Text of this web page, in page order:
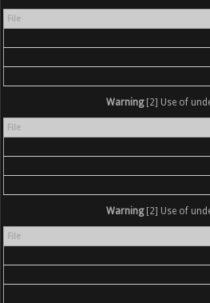
File
Warning[2] Use of
File
Warning[2] Use of
File